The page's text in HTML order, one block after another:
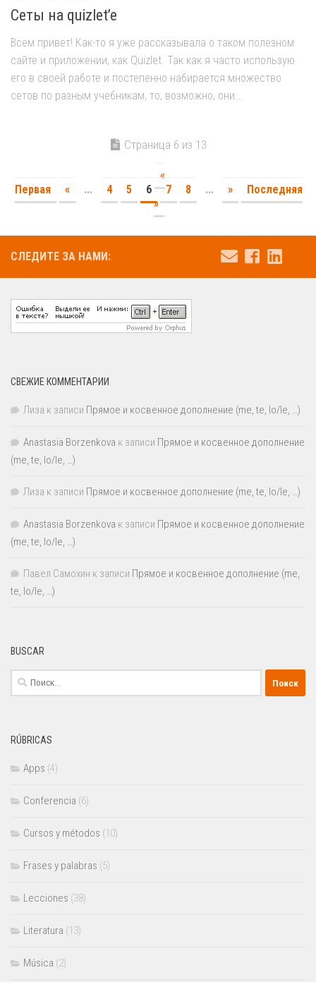
Сеты на quizlet’e
Всем привет! Как-то я уже рассказывала о таком полезном
сайте и приложении, как Quizlet. Так как я часто использую
его в своей работе и постепенно набирается множество
сетов по разным учебникам, то, возможно, они...
Страница 6 из 13
«
Первая
« ... 4 5 6 7 8 ... »
Последняя
»
СЛЕДИТЕ ЗА НАМИ:
СВЕЖИЕ КОММЕНТАРИИ
Лиза к записи Прямое и косвенное дополнение (me, te, lo/le, …)
Anastasia Borzenkova к записи Прямое и косвенное дополнение
(me, te, lo/le, …)
Лиза к записи Прямое и косвенное дополнение (me, te, lo/le, …)
Anastasia Borzenkova к записи Прямое и косвенное дополнение
(me, te, lo/le, …)
Павел Самохин к записи Прямое и косвенное дополнение (me,
te, lo/le, …)
BUSCAR
Найти:
RÚBRICAS
Apps (4)
Conferencia (6)
Cursos y métodos (10)
Frases y palabras (5)
Lecciones (38)
Literatura (13)
Música (2)